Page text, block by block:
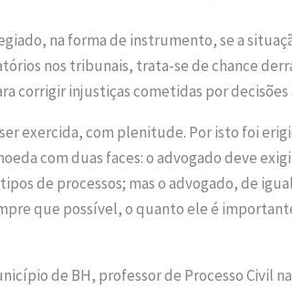
na forma de instrumento, se a
nos tribunais, trata-se de chance
corrigir injustiças cometidas por
exercida, com plenitude. Por isto foi
com duas faces: o advogado deve
de processos; mas o advogado, de
que possível, o quanto ele é
de BH, professor de Processo Civil